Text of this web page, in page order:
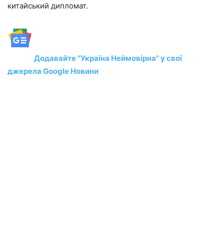
китайський дипломат.
Додавайте "Україна Неймовірна" у свої
джерела Google Новини